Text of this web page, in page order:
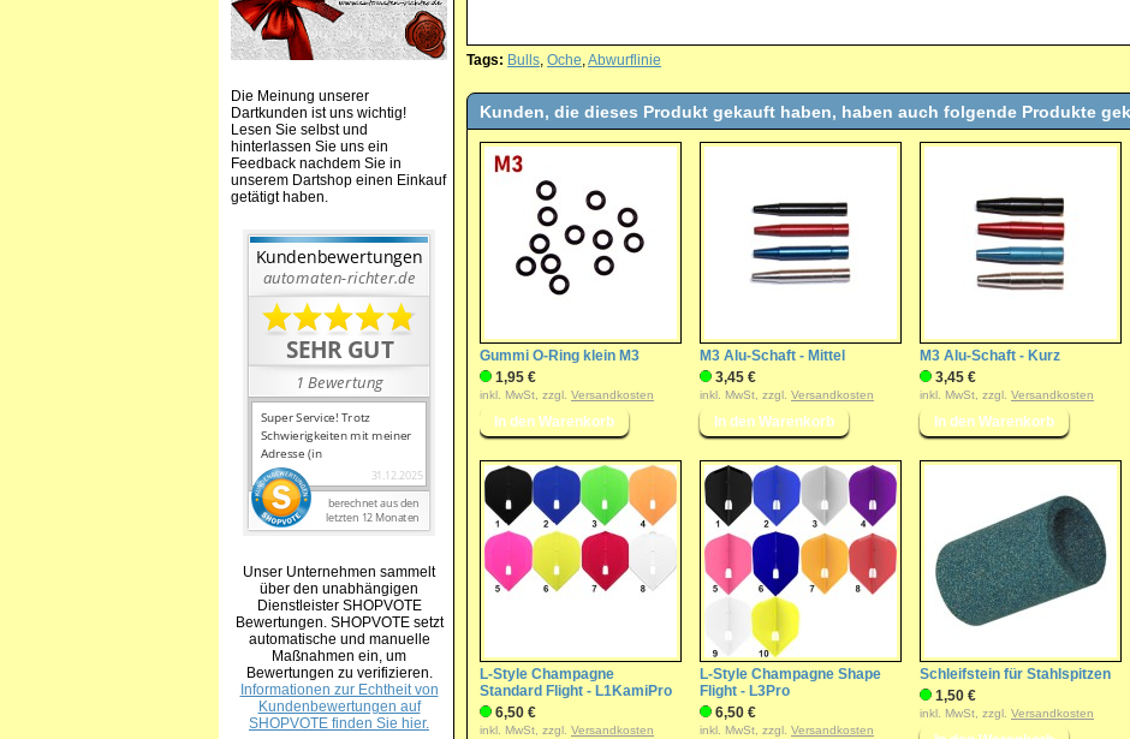
Die Meinung unserer
Dartkunden ist uns wichtig!
Lesen Sie selbst und
hinterlassen Sie uns ein
Feedback nachdem Sie in
unserem Dartshop einen Einkauf
getätigt haben.
Unser Unternehmen sammelt
über den unabhängigen
Dienstleister SHOPVOTE
Bewertungen. SHOPVOTE setzt
automatische und manuelle
Maßnahmen ein, um
Bewertungen zu verifizieren.
Informationen zur Echtheit von
Kundenbewertungen auf
SHOPVOTE finden Sie hier.
Tags: Bulls, Oche,Abwurflinie
Kunden, die dieses Produkt gekauft haben, haben auch folgende Produkte
Gummi O-Ring klein M3
1,95 €
inkl. MwSt, zzgl. Versandkosten
M3 Alu-Schaft - Mittel
3,45 €
inkl. MwSt, zzgl. Versandkosten
M3 Alu-Schaft - Kurz
3,45 €
inkl. MwSt, zzgl. Versandkosten
L-Style Champagne
Standard Flight - L1KamiPro
6,50 €
inkl. MwSt, zzgl. Versandkosten
L-Style Champagne Shape
Flight - L3Pro
6,50 €
inkl. MwSt, zzgl. Versandkosten
Schleifstein für Stahlspitzen
1,50 €
inkl. MwSt, zzgl. Versandkosten